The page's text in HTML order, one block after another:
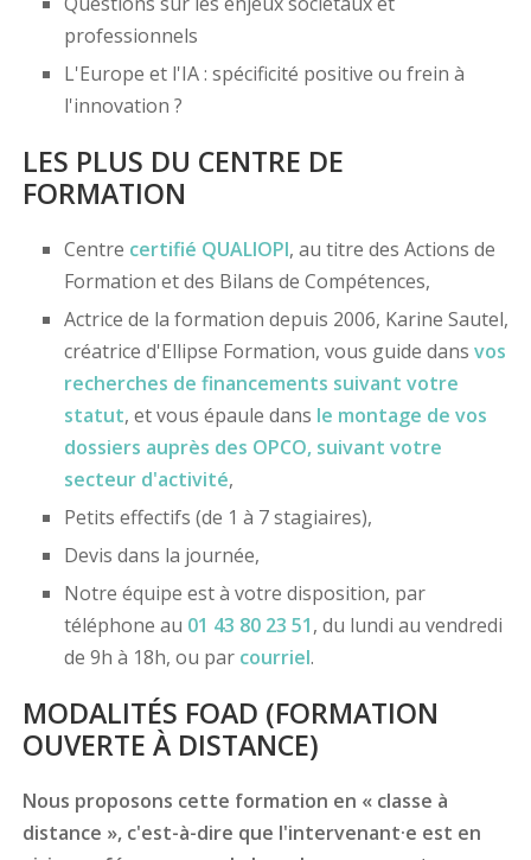
professionnels
L'Europe et l'IA : spécificité positive ou frein à
l'innovation ?
LES PLUS DU CENTRE DE
FORMATION
Centre certifié QUALIOPI, au titre des Actions de
Formation et des Bilans de Compétences,
Actrice de la formation depuis 2006, Karine Sautel,
créatrice d'Ellipse Formation, vous guide dans vos
recherches de financements suivant votre
statut, et vous épaule dans le montage de vos
dossiers auprès des OPCO, suivant votre
secteur d'activité,
Petits effectifs (de 1 à 7 stagiaires),
Devis dans la journée,
Notre équipe est à votre disposition, par
téléphone au 01 43 80 23 51, du lundi au vendredi
de 9h à 18h, ou par courriel.
MODALITÉS FOAD (FORMATION
OUVERTE À DISTANCE)
Nous proposons cette formation en « classe à
distance », c'est-à-dire que l'intervenant·e est en